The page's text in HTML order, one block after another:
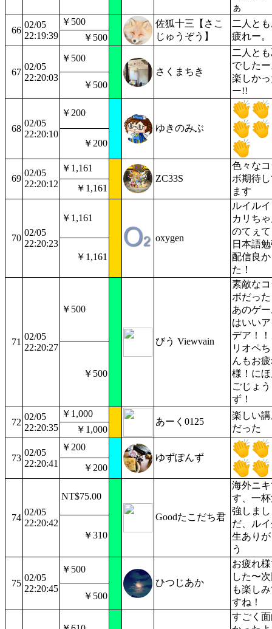
ぁ
66
02/05
22:19:39
￥500
佐狐十三【さこ
じゅうぞう】
二人と
疲れー。
￥500
67
02/05
22:20:03
￥500
さくまちき
二人と
でした
楽しか
ー!!
￥500
68
02/05
22:20:10
￥200
ゆきのみぶ
￥200
69
02/05
22:20:12
￥1,161
ZC33S
色々な
ボ期待
ます
￥1,161
70
02/05
22:20:23
￥1,161
oxygen
ルイル
カリち
のてぇ
日本語
配信良
た！
￥1,161
71
02/05
22:20:27
￥500
びう Viewvain
素敵な
ボだっ
あのゲ
はいい
デア！
リオペ
んもお
様！に
ごじょう
ず！
￥500
72
02/05
22:20:35
￥1,000
あーく0125
楽しい
だった
￥1,000
73
02/05
22:20:41
￥200
ゆずぽんず
￥200
74
02/05
22:20:42
NT$75.00
Goodたこだち君
海外ニ
す、一
強しまし
だ、ル
生あり
う
￥310
75
02/05
22:20:45
￥500
ひつじあか
お疲れ
した〜
も楽し
すね！
￥500
すごく